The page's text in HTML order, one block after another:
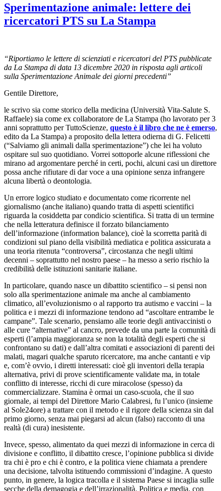
Sperimentazione animale: lettere dei
ricercatori PTS su La Stampa
“Riportiamo le lettere di scienziati e ricercatori del PTS pubblicate
da La Stampa di data 13 dicembre 2020 in risposta agli articoli
sulla Sperimentazione Animale dei giorni precedenti”
Gentile Direttore,
le scrivo sia come storico della medicina (Università Vita-Salute S.
Raffaele) sia come ex collaboratore de La Stampa (ho lavorato per 3
anni soprattutto per TuttoScienze, questo è il libro che ne è emerso,
edito da La Stampa) a proposito della lettera odierna di G. Felicetti
(“Salviamo gli animali dalla sperimentazione”) che lei ha voluto
ospitare sul suo quotidiano. Vorrei sottoporle alcune riflessioni che
mirano ad argomentare perché in certi, pochi, alcuni casi un direttore
possa anche rifiutare di dar voce a una opinione senza infrangere
alcuna libertà o deontologia.
Un errore logico studiato e documentato come ricorrente nel
giornalismo (anche italiano) quando tratta di aspetti scientifici
riguarda la cosiddetta par condicio scientifica. Si tratta di un termine
che nella letteratura definisce il forzato bilanciamento
dell’informazione (information balance), cioè la scorretta parità di
condizioni sul piano della visibilità mediatica e politica assicurata a
una teoria ritenuta “controversa”, circostanza che negli ultimi
decenni – soprattutto nel nostro paese – ha messo a serio rischio la
credibilità delle istituzioni sanitarie italiane.
In particolare, quando nasce un dibattito scientifico – si pensi non
solo alla sperimentazione animale ma anche al cambiamento
climatico, all’evoluzionismo o al rapporto tra autismo e vaccini – la
politica e i mezzi di informazione tendono ad “ascoltare entrambe le
campane”. Tale scenario, pensiamo alle teorie degli antivaccinisti o
alle cure “alternative” al cancro, prevede da una parte la comunità di
esperti (l’ampia maggioranza se non la totalità degli esperti che si
confrontano su dati) e dall’altra comitati e associazioni di parenti dei
malati, magari qualche sparuto ricercatore, ma anche cantanti e vip
e, com’è ovvio, i diretti interessati: cioè gli inventori della terapia
alternativa, privi di prove scientificamente validate ma, in totale
conflitto di interesse, ricchi di cure miracolose (spesso) da
commercializzare. Stamina è ormai un caso-scuola, che il suo
giornale, ai tempi del Direttore Mario Calabresi, fu l’unico (insieme
al Sole24ore) a trattare con il metodo e il rigore della scienza sin dal
primo giorno, senza mai piegarsi ad alcun (falso) racconto di una
realtà (di cura) inesistente.
Invece, spesso, alimentato da quei mezzi di informazione in cerca di
divisione e conflitto, il dibattito cresce, l’opinione pubblica si divide
tra chi è pro e chi è contro, e la politica viene chiamata a prendere
una decisione, talvolta istituendo commissioni d’indagine. A questo
punto, in genere, la logica tracolla e il sistema Paese si incaglia sulle
secche della demagogia e dell’irrazionalità. Politica e media, con